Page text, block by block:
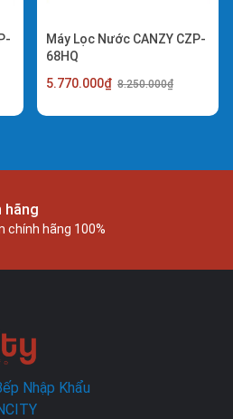
Máy Lọc Nước CANZY CZP-
68HQ
5.770.000₫ 8.250.000₫
hãng
chính hãng 100%
Nhập Khẩu